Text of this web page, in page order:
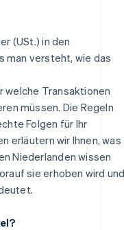
die Niederlande
(USt.) in den
man versteht, wie das
welche Transaktionen
müssen. Die Regeln
Folgen für Ihr
erläutern wir Ihnen, was
Niederlanden wissen
sie erhoben wird